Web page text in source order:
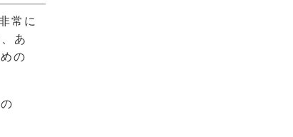
常に
あ
の